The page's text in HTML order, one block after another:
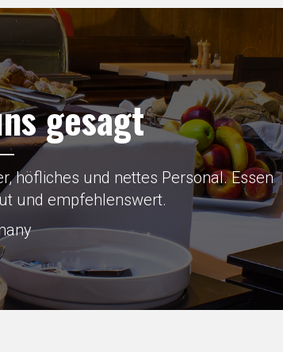
gesagt
we were there, loads of parking